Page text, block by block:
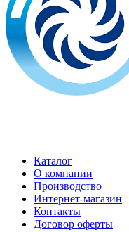
Каталог
О компании
Производство
Интернет-магазин
Контакты
Договор оферты